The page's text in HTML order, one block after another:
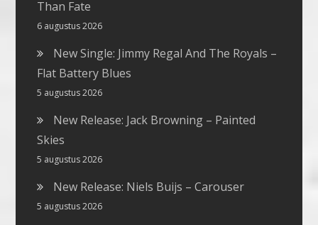
Than Fate
6 augustus 2026
New Single: Jimmy Regal And The Royals –
Flat Battery Blues
5 augustus 2026
New Release: Jack Browning – Painted
Skies
5 augustus 2026
New Release: Niels Buijs – Carouser
5 augustus 2026